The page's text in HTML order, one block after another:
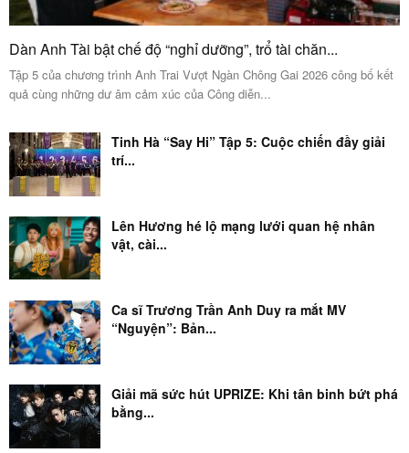
Dàn Anh Tài bật chế độ “nghỉ dưỡng”, trổ tài chăn...
Tập 5 của chương trình Anh Trai Vượt Ngàn Chông Gai 2026 công bố kết
quả cùng những dư âm cảm xúc của Công diễn...
Tinh Hà “Say Hi” Tập 5: Cuộc chiến đầy giải
trí...
Lên Hương hé lộ mạng lưới quan hệ nhân
vật, cài...
Ca sĩ Trương Trần Anh Duy ra mắt MV
“Nguyện”: Bản...
Giải mã sức hút UPRIZE: Khi tân binh bứt phá
bằng...